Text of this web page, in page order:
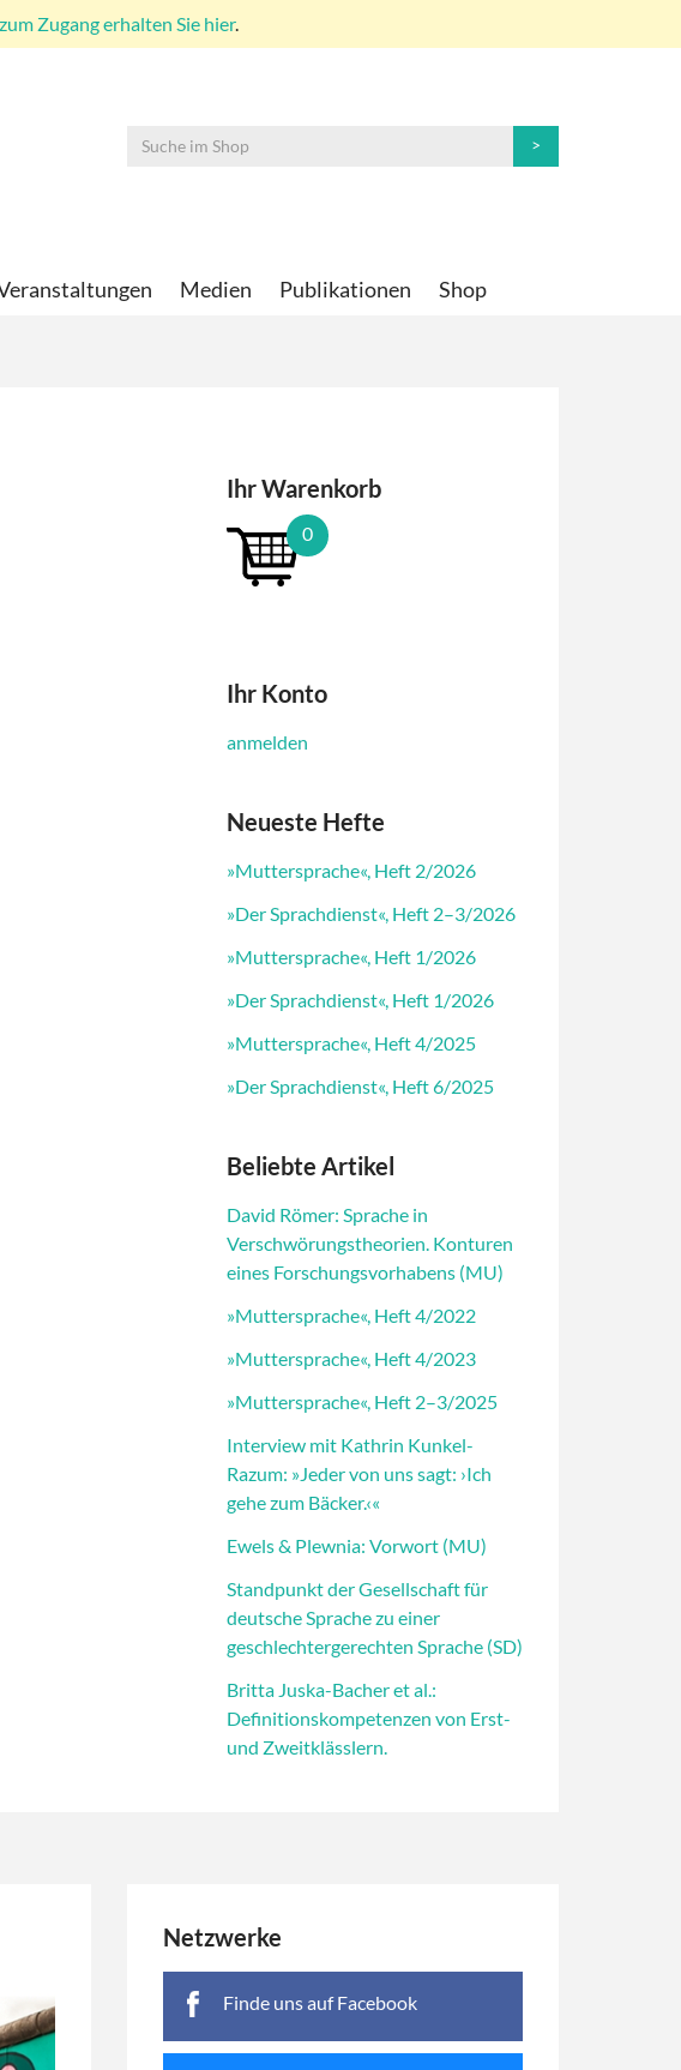
Zugang erhalten Sie hier.
Medien Publikationen Shop
Ihr Warenkorb
0
Ihr Konto
anmelden
Neueste Hefte
»Muttersprache«, Heft 2/2026
»Der Sprachdienst«, Heft 2–3/2026
»Muttersprache«, Heft 1/2026
»Der Sprachdienst«, Heft 1/2026
»Muttersprache«, Heft 4/2025
»Der Sprachdienst«, Heft 6/2025
Beliebte Artikel
David Römer: Sprache in
Verschwörungstheorien. Konturen
eines Forschungsvorhabens (MU)
»Muttersprache«, Heft 4/2022
»Muttersprache«, Heft 4/2023
»Muttersprache«, Heft 2–3/2025
Interview mit Kathrin Kunkel-
Razum: »Jeder von uns sagt: ›Ich
gehe zum Bäcker.‹«
Ewels & Plewnia: Vorwort (MU)
Standpunkt der Gesellschaft für
deutsche Sprache zu einer
geschlechtergerechten Sprache (SD)
Britta Juska-Bacher et al.:
Definitionskompetenzen von Erst-
und Zweitklässlern.
Netzwerke
Finde uns auf Facebook